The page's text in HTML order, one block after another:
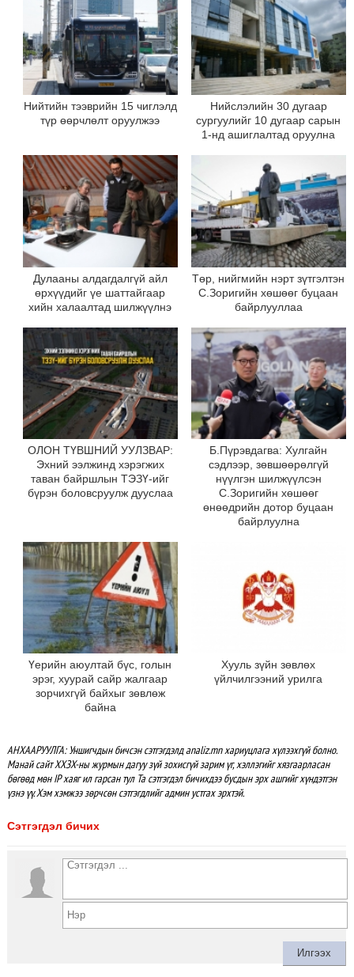
Нийтийн тээврийн 15 чиглэлд
түр өөрчлөлт оруулжээ
Нийслэлийн 30 дугаар
сургуулийг 10 дугаар сарын
1-нд ашиглалтад оруулна
Дулааны алдагдалгүй айл
өрхүүдийг үе шаттайгаар
хийн халаалтад шилжүүлнэ
Төр, нийгмийн нэрт зүтгэлтэн
С.Зоригийн хөшөөг буцаан
байрлууллаа
ОЛОН ТҮВШНИЙ УУЛЗВАР:
Эхний ээлжинд хэрэгжих
таван байршлын ТЭЗҮ-ийг
бүрэн боловсруулж дууслаа
Б.Пүрэвдагва: Хулгайн
сэдлээр, зөвшөөрөлгүй
нүүлгэн шилжүүлсэн
С.Зоригийн хөшөөг
өнөөдрийн дотор буцаан
байрлуулна
Үерийн аюултай бүс, голын
эрэг, хуурай сайр жалгаар
зорчихгүй байхыг зөвлөж
байна
Хууль зүйн зөвлөх
үйлчилгээний урилга
АНХААРУУЛГА: Уншигчдын бичсэн сэтгэгдэлд analiz.mn хариуцлага хүлээхгүй болно.
Манай сайт ХХЗХ-ны журмын дагуу зүй зохисгүй зарим үг, хэллэгийг хязгаарласан
бөгөөд мөн IP хаяг ил гарсан тул Та сэтгэгдэл бичихдээ бусдын эрх ашгийг хүндэтгэн
үзнэ үү. Хэм хэмжээ зөрчсөн сэтгэгдлийг админ устгах эрхтэй.
Сэтгэгдэл бичих